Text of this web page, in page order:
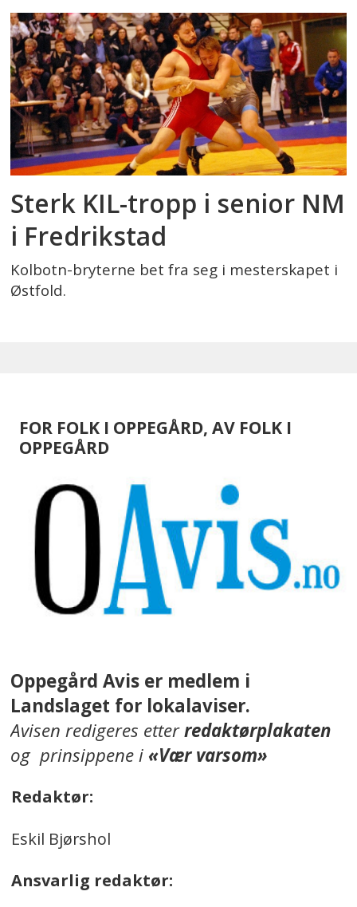
Sterk KIL-tropp i senior NM
i Fredrikstad
Kolbotn-bryterne bet fra seg i mesterskapet i
Østfold.
FOR FOLK I OPPEGÅRD, AV FOLK I
OPPEGÅRD
Oppegård Avis er medlem i
Landslaget for lokalaviser.
Avisen redigeres etterredaktørplakaten
og prinsippene i«Vær varsom»
Redaktør:
Eskil Bjørshol
Ansvarlig redaktør: